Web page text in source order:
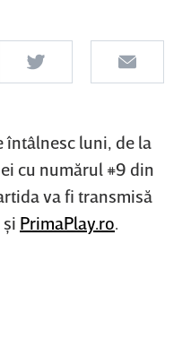
întâlnesc luni, de la
cu numărul #9 din
va fi transmisă
şi PrimaPlay.ro.